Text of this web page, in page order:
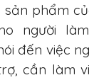
sản phẩm
người
đến việc
cần làm